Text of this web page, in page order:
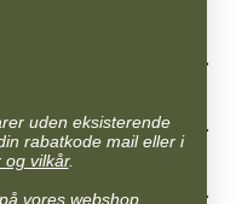
uden eksisterende
rabatkode mail eller i
og vilkår.
vores webshop